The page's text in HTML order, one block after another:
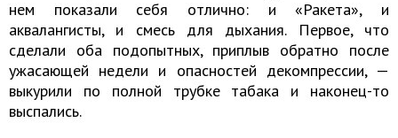
нем показали себя отлично: и «Ракета», и
аквалангисты, и смесь для дыхания. Первое, что
сделали оба подопытных, приплыв обратно после
ужасающей недели и опасностей декомпрессии, —
выкурили по полной трубке табака и наконец-то
выспались.